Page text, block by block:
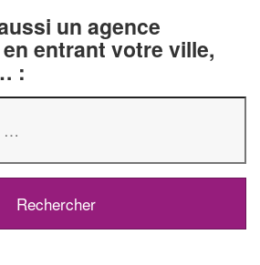
un agence
entrant votre ville,
: